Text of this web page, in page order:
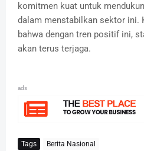
komitmen kuat untuk
dalam menstabilkan sektor ini.
bahwa dengan tren positif ini,
akan terus terjaga.
ads
Tags Berita Nasional